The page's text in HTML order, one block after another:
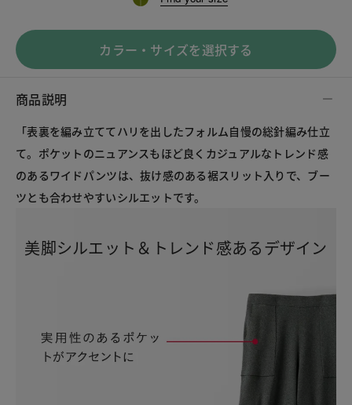
カラー・サイズを選択する
商品説明
「表裏を編み立ててハリを出したフォルム自慢の総針編み仕立
て。ポケットのニュアンスもほど良くカジュアルなトレンド感
のあるワイドパンツは、抜け感のある裾スリット入りで、ブー
ツとも合わせやすいシルエットです。
美脚シルエット＆ トレンド感あるデザイン